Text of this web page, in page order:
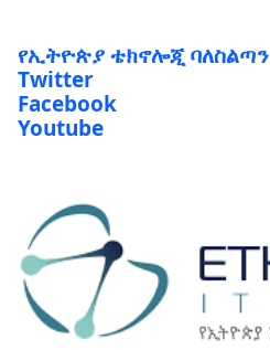
የኢትዮጵያ ቴክኖሎጂ ባለስልጣን
Twitter
Facebook
Youtube